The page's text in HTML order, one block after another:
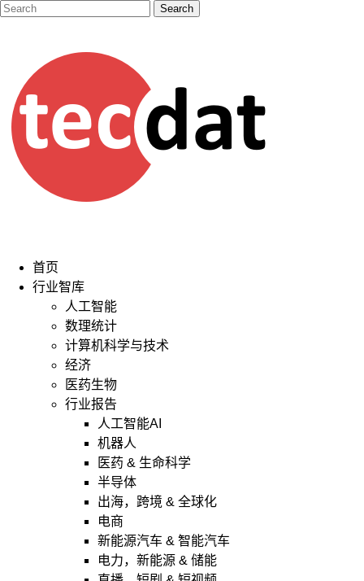
首页
行业智库
人工智能
数理统计
计算机科学与技术
经济
医药生物
行业报告
人工智能AI
机器人
医药 & 生命科学
半导体
出海，跨境 & 全球化
电商
新能源汽车 & 智能汽车
电力，新能源 & 储能